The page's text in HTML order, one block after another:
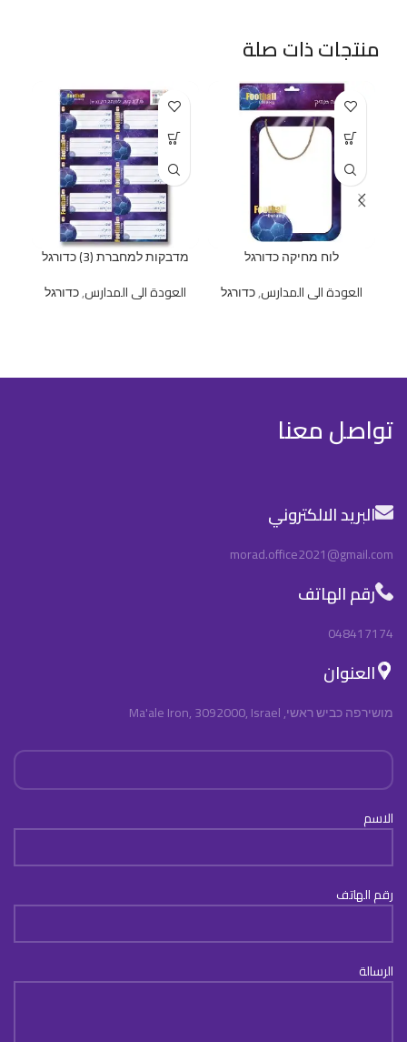
منتجات ذات صلة
לוח מחיקה כדורגל
العودة الى المدارس,כדורגל
מדבקות למחברת (3) כדורגל
العودة الى المدارس,כדורגל
تواصل معنا
البريد الالكتروني
morad.office2021@gmail.com
رقم الهاتف
048417174
العنوان
מושירפה כביש ראשי, Ma'ale Iron, 3092000, Israel
الاسم
رقم الهاتف
الرسالة